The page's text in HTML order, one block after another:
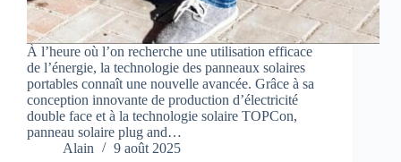
À l’heure où l’on recherche une utilisation efficace
de l’énergie, la technologie des panneaux solaires
portables connaît une nouvelle avancée. Grâce à sa
conception innovante de production d’électricité
double face et à la technologie solaire TOPCon,
panneau solaire plug and…
Alain
9 août 2025